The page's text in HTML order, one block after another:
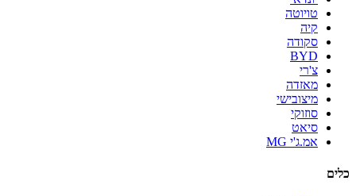
טויוטה
קיה
סקודה
BYD
צ'רי
מאזדה
מיצובישי
סוזוקי
סיאט
אמ.ג'י MG
כלים